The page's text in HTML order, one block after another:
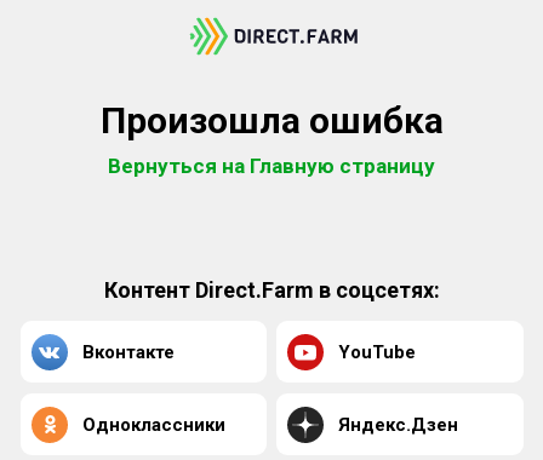
Произошла ошибка
Вернуться на Главную страницу
Контент Direct.Farm в соцсетях:
Вконтакте YouTube
Одноклассники Яндекс.Дзен